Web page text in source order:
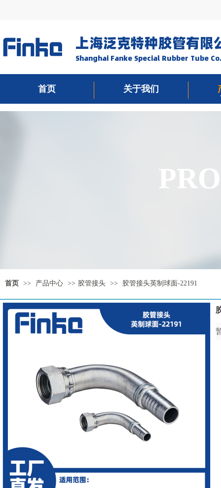
上海泛克特种胶管有限
Shanghai Fanke Special Rubber Tube
首页 关于我们
首页 >> 产品中心 >> 胶管接头 >> 胶管接头英制球面-22191